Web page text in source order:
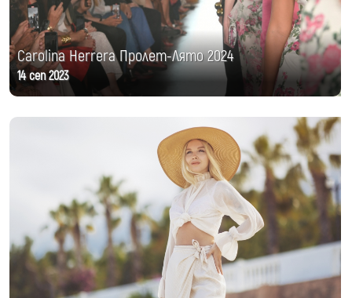
Carolina Herrera Пролет-Лято 2024
14 сеп 2023